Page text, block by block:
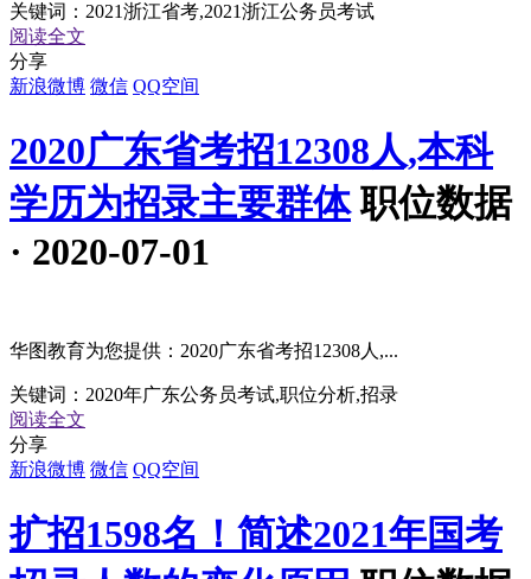
关键词： 2021浙江省考,2021浙江公务员考试
阅读全文
分享
新浪微博 微信 QQ空间
2020广东省考招12308人,本科
学历为招录主要群体 职位数据
· 2020-07-01
华图教育为您提供：2020广东省考招12308人,...
关键词： 2020年广东公务员考试,职位分析,招录
阅读全文
分享
新浪微博 微信 QQ空间
扩招1598名！简述2021年国考